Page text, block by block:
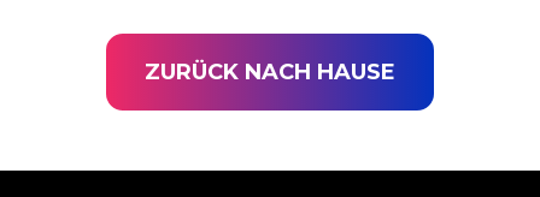
ZURÜCK NACH HAUSE